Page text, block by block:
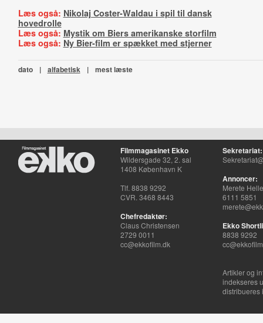
Læs også: Nikolaj Coster-Waldau i spil til dansk
hovedrolle
Læs også: Mystik om Biers amerikanske storfilm
Læs også: Ny Bier-film er spækket med stjerner
dato | alfabetisk | mest læste
Filmmagasinet Ekko
Wildersgade 32, 2. sal
1408 København K
Tlf. 8838 9292
CVR. 3468 8443
Chefredaktør:
Claus Christensen
2729 0011
cc@ekkofilm.dk
Sekretariat:
Annoncer:
Merete
6111 5851
Ekko
8838 9292
Artikler og
indekseres
distribueres